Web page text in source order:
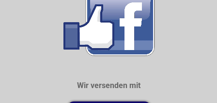
Wir versenden mit